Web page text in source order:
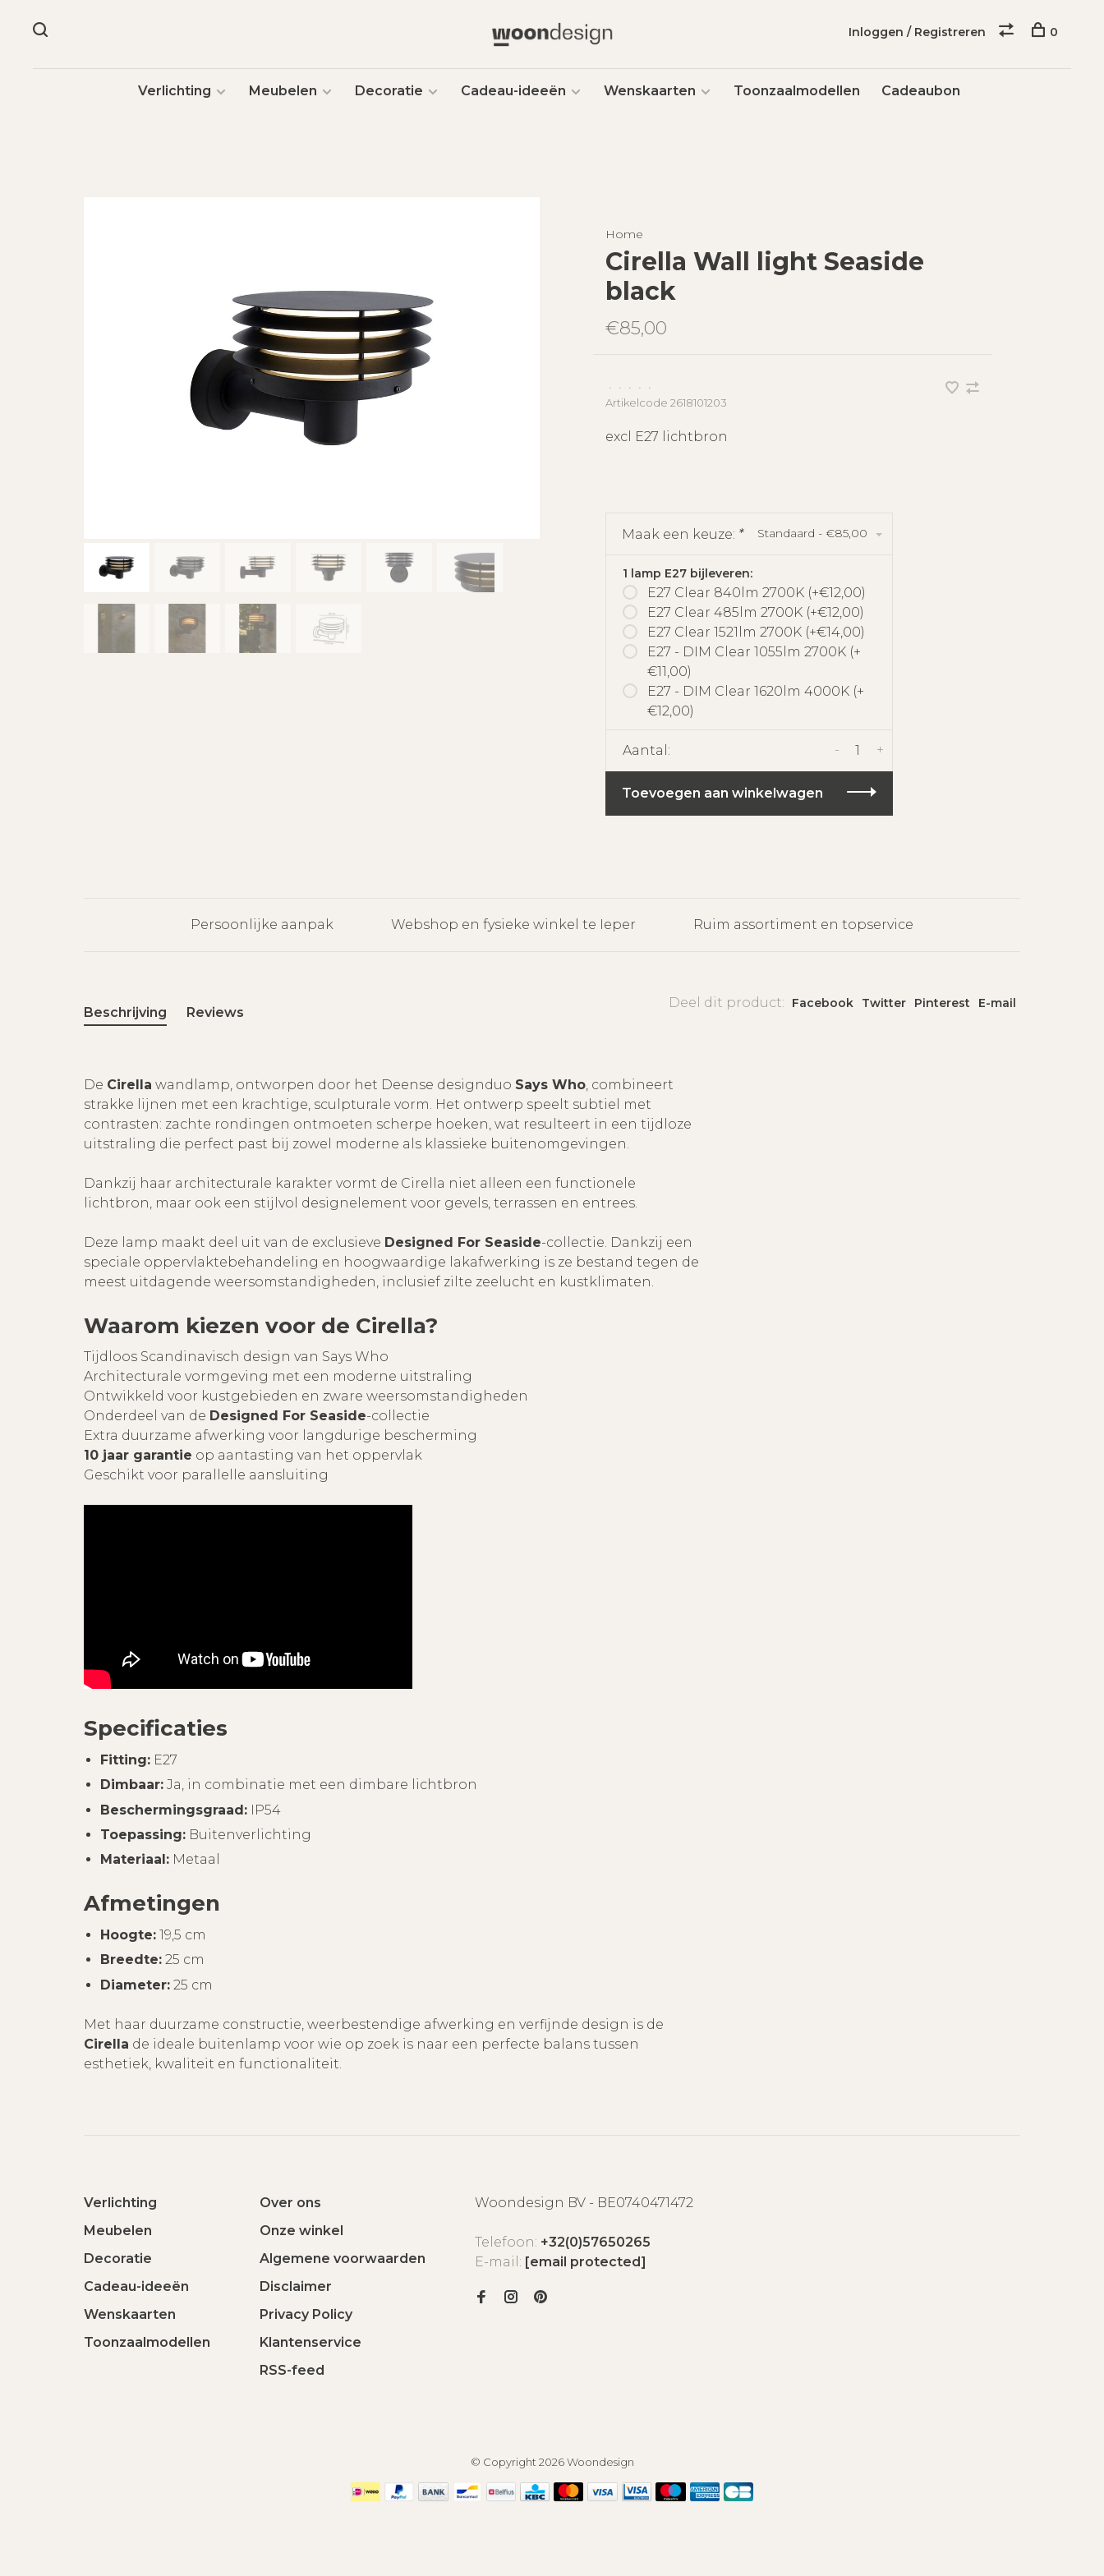
Verlichting Meubelen Decoratie Cadeau-ideeën Wenskaarten Toonzaalmodellen Cadeaubon
Inloggen / Registreren 0
Home
Cirella Wall light Seaside
black
€85,00
• • • •
•
Artikelcode 2618101203
excl E27 lichtbron
Maak een keuze: * Standaard - €85,00
1 lamp E27 bijleveren:
E27 Clear 840lm 2700K (+€12,00)
E27 Clear 485lm 2700K (+€12,00)
E27 Clear 1521lm 2700K (+€14,00)
E27 - DIM Clear 1055lm 2700K (+
€11,00)
E27 - DIM Clear 1620lm 4000K (+
€12,00)
Aantal: +
-
Toevoegen aan winkelwagen
Persoonlijke aanpak Webshop en fysieke winkel te Ieper Ruim assortiment en topservice
Deel dit product: Facebook Twitter Pinterest E-mail
Beschrijving Reviews
De Cirella wandlamp, ontworpen door het Deense designduo Says Who, combineert
strakke lijnen met een krachtige, sculpturale vorm. Het ontwerp speelt subtiel met
contrasten: zachte rondingen ontmoeten scherpe hoeken, wat resulteert in een tijdloze
uitstraling die perfect past bij zowel moderne als klassieke buitenomgevingen.
Dankzij haar architecturale karakter vormt de Cirella niet alleen een functionele
lichtbron, maar ook een stijlvol designelement voor gevels, terrassen en entrees.
Deze lamp maakt deel uit van de exclusieve Designed For Seaside-collectie. Dankzij een
speciale oppervlaktebehandeling en hoogwaardige lakafwerking is ze bestand tegen de
meest uitdagende weersomstandigheden, inclusief zilte zeelucht en kustklimaten.
Waarom kiezen voor de Cirella?
Tijdloos Scandinavisch design van Says Who
Architecturale vormgeving met een moderne uitstraling
Ontwikkeld voor kustgebieden en zware weersomstandigheden
Onderdeel van de Designed For Seaside-collectie
Extra duurzame afwerking voor langdurige bescherming
10 jaar garantie op aantasting van het oppervlak
Geschikt voor parallelle aansluiting
Specificaties
Fitting: E27
Dimbaar: Ja, in combinatie met een dimbare lichtbron
Beschermingsgraad: IP54
Toepassing: Buitenverlichting
Materiaal: Metaal
Afmetingen
Hoogte: 19,5 cm
Breedte: 25 cm
Diameter: 25 cm
Met haar duurzame constructie, weerbestendige afwerking en verfijnde design is de
Cirella de ideale buitenlamp voor wie op zoek is naar een perfecte balans tussen
esthetiek, kwaliteit en functionaliteit.
Verlichting
Meubelen
Decoratie
Cadeau-ideeën
Wenskaarten
Toonzaalmodellen
Over ons
Onze winkel
Algemene voorwaarden
Disclaimer
Privacy Policy
Klantenservice
RSS-feed
Woondesign BV - BE0740471472
Telefoon: +32(0)57650265
E-mail: [email protected]
© Copyright 2026 Woondesign